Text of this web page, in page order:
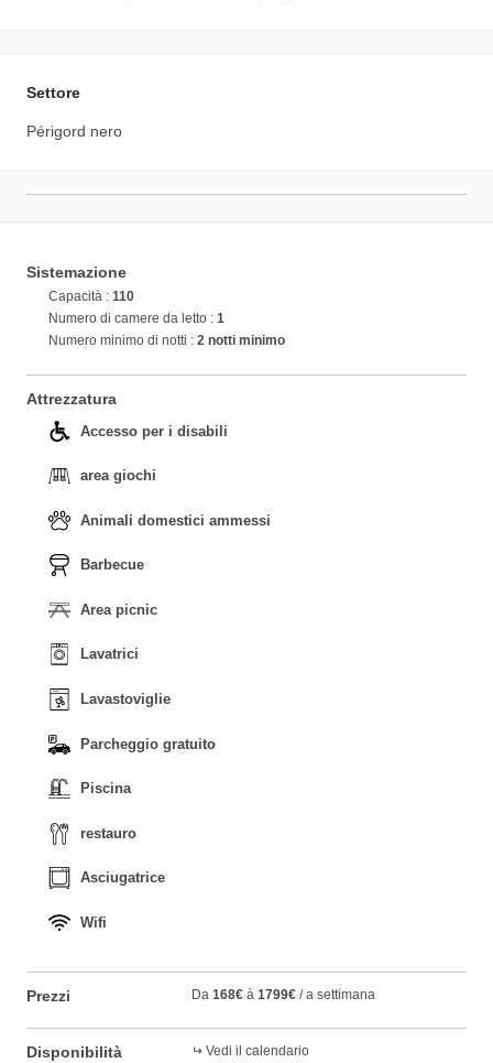
Settore
Périgord nero
Sistemazione
Capacità : 110
Numero di camere da letto : 1
Numero minimo di notti : 2 notti minimo
Attrezzatura
Accesso per i disabili
area giochi
Animali domestici ammessi
Barbecue
Area picnic
Lavatrici
Lavastoviglie
Parcheggio gratuito
Piscina
restauro
Asciugatrice
Wifi
Prezzi Da 168€ à 1799€ / a settimana
Disponibilità Vedi il calendario